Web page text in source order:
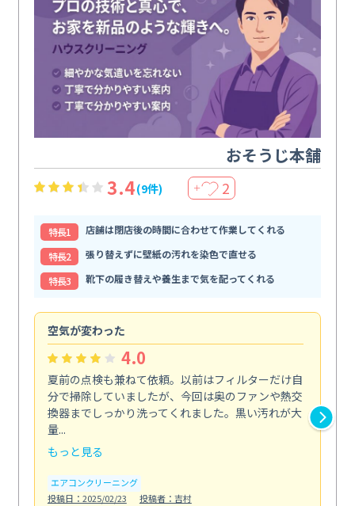
おそうじ本舗
3.4(9件) ＋ 2
特⻑1
店舗は閉店後の時間に合わせて作業してくれる
特⻑2
張り替えずに壁紙の汚れを染色で直せる
特⻑3
靴下の履き替えや養生まで気を配ってくれる
空気が変わった
4.0
夏前の点検も兼ねて依頼。以前はフィルターだけ自
分で掃除していましたが、今回は奥のファンや熱交
換器までしっかり洗ってくれました。黒い汚れが大
量...
もっと見る
エアコンクリーニング
投稿日：2025/02/23
投稿者：吉村